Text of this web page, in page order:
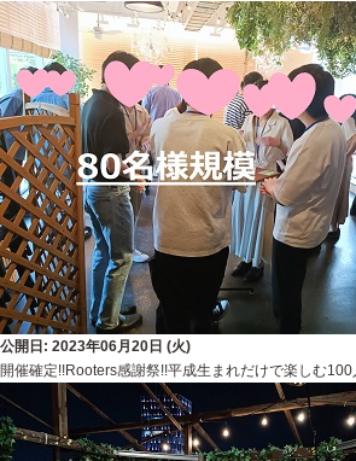
公開日: 2023年06月20日 (火)
開催確定!!Rooters感謝祭!!平成生まれだけで楽しむ